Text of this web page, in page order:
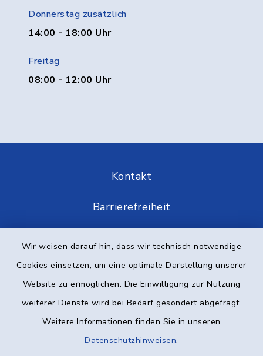
Wir weisen darauf hin, dass wir technisch notwendige
Cookies einsetzen, um eine optimale Darstellung unserer
Website zu ermöglichen. Die Einwilligung zur Nutzung
weiterer Dienste wird bei Bedarf gesondert abgefragt.
Weitere Informationen finden Sie in unseren
Datenschutzhinweisen.
Donnerstag zusätzlich
14:00 - 18:00 Uhr
Freitag
08:00 - 12:00 Uhr
Kontakt
Barrierefreiheit
Impressum
Elektronische Kommunikation
Sitemap